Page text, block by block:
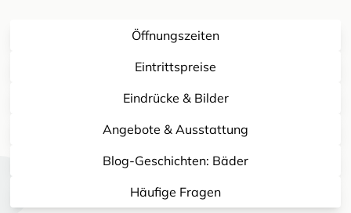
Öffnungszeiten
Eintrittspreise
Eindrücke & Bilder
Angebote & Ausstattung
Blog-Geschichten: Bäder
Häufige Fragen